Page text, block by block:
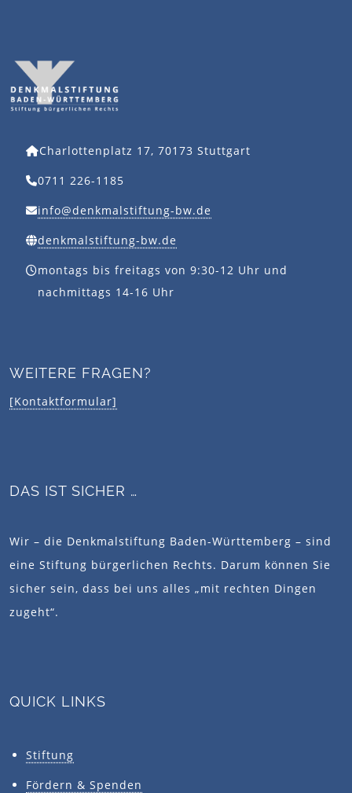
Charlottenplatz 17, 70173 Stuttgart
0711 226-1185
info@denkmalstiftung-bw.de
denkmalstiftung-bw.de
montags bis freitags von 9:30-12 Uhr und
nachmittags 14-16 Uhr
WEITERE FRAGEN?
[Kontaktformular]
DAS IST SICHER …
Wir – die Denkmalstiftung Baden-Württemberg – sind
eine Stiftung bürgerlichen Rechts. Darum können Sie
sicher sein, dass bei uns alles „mit rechten Dingen
zugeht“.
QUICK LINKS
Stiftung
Fördern & Spenden